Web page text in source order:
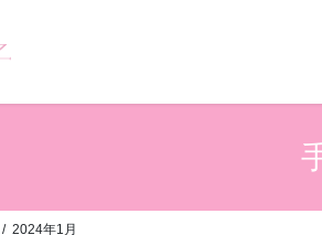
2024年1月